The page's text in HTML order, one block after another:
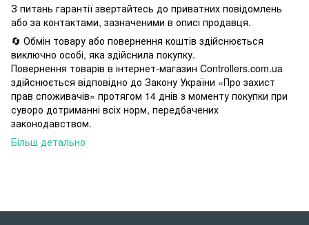
З питань гарантії звертайтесь до приватних повідомлень
або за контактами, зазначеними в описі продавця.
🔄 Обмін товару або повернення коштів здійснюється
виключно особі, яка здійснила покупку.
Повернення товарів в інтернет-магазин Controllers.com.ua
здійснюється відповідно до Закону України «Про захист
прав споживачів» протягом 14 днів з моменту покупки при
суворо дотриманні всіх норм, передбачених
законодавством.
Більш детально